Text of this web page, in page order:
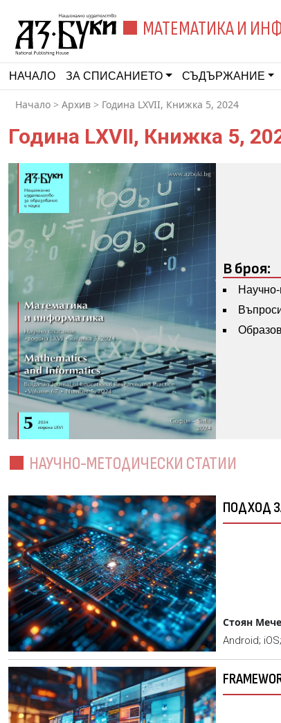
МАТЕМАТИКА И
НАЧАЛО ЗА СПИСАНИЕТО СЪДЪРЖАНИЕ
Начало > Архив > Година LXVII, Книжка 5, 2024
Година LXVII, Книжка 5,
В броя:
Научно-
НАУЧНО-МЕТОДИЧЕСКИ СТАТИИ
ПОДХОД
Стоян
Android;